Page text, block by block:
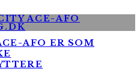
AFO ER SOM